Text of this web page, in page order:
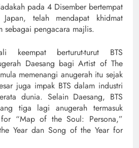
pada 4 Disember bertempat
telah mendapat khidmat
sebagai pengacara majlis.
keempat berturut-turut BTS
Daesang bagi Artist of The
memenangi anugerah itu sejak
juga impak BTS dalam industri
dunia. Selain Daesang, BTS
tiga lagi anugerah termasuk
“Map of the Soul: Persona,”
Year dan Song of the Year for